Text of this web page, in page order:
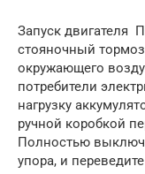
Запуск
стояночный
окружающего
потребители
нагрузку
ручной коробкой
Полностью
упора, и